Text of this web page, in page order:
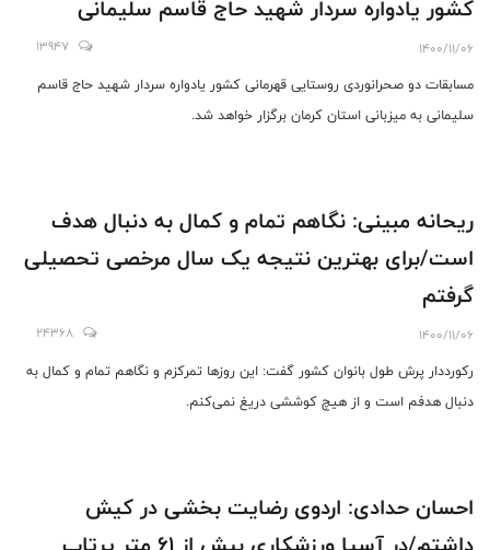
کشور یادواره سردار شهید حاج قاسم سلیمانی
1400/11/06
13947
مسابقات دو صحرانوردی روستایی قهرمانی کشور یادواره سردار شهید حاج قاسم
سلیمانی به میزبانی استان کرمان برگزار خواهد شد.
ریحانه مبینی: نگاهم تمام و کمال به دنبال هدف
است/برای بهترین نتیجه یک سال مرخصی تحصیلی
گرفتم
1400/11/06
24368
رکورددار پرش طول بانوان کشور گفت: این روزها تمرکزم و نگاهم تمام و کمال به
دنبال هدفم است و از هیچ کوششی دریغ نمی‌کنم.
احسان حدادی: اردوی رضایت بخشی در کیش